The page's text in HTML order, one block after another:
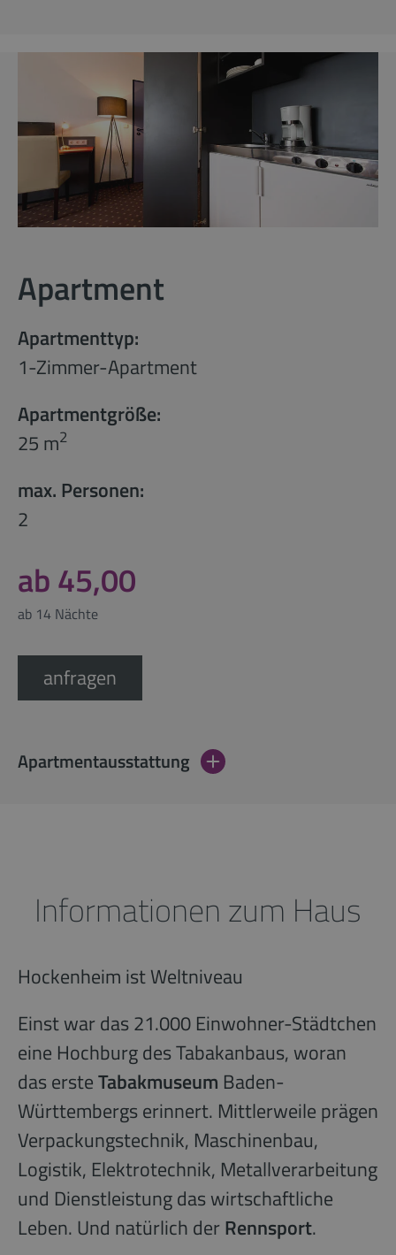
Apartment
Apartmenttyp:
1-Zimmer-Apartment
Apartmentgröße:
25 m2
max. Personen:
2
ab 45,00
ab 14 Nächte
anfragen
Apartmentausstattung
Informationen zum Haus
Hockenheim ist Weltniveau
Einst war das 21.000 Einwohner-Städtchen
eine Hochburg des Tabakanbaus, woran
das ersteTabakmuseum Baden-
Württembergs erinnert. Mittlerweile prägen
Verpackungstechnik, Maschinenbau,
Logistik, Elektrotechnik, Metallverarbeitung
und Dienstleistung das wirtschaftliche
Leben. Und natürlich derRennsport.